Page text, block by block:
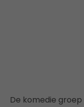
De komedie groep